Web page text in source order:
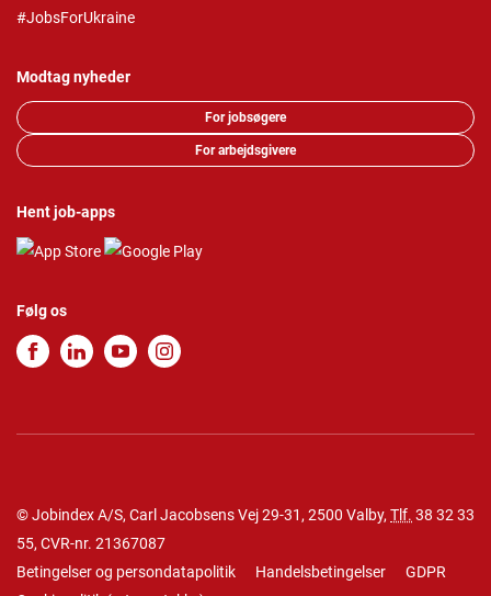
#JobsForUkraine
Modtag nyheder
For jobsøgere
For arbejdsgivere
Hent job-apps
Følg os
© Jobindex A/S, Carl Jacobsens Vej 29-31, 2500 Valby, Tlf. 38 32 33
55, CVR-nr. 21367087
Betingelser og persondatapolitik
Handelsbetingelser
GDPR